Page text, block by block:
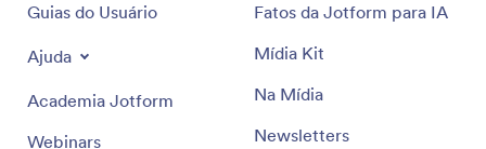
Guias do Usuário
Ajuda
Academia Jotform
Webinars
Fatos da Jotform para IA
Mídia Kit
Na Mídia
Newsletters